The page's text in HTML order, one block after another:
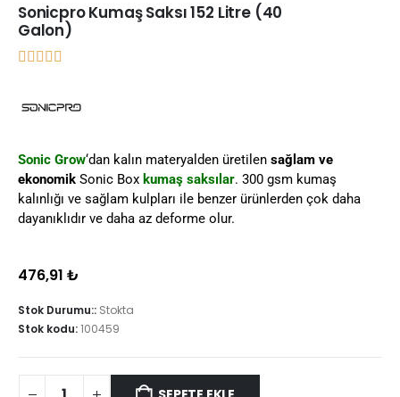
Sonicpro Kumaş Saksı 152 Litre (40
Galon)
Sonic Grow‘dan kalın materyalden üretilen sağlam ve
ekonomik Sonic Box kumaş saksılar. 300 gsm kumaş
kalınlığı ve sağlam kulpları ile benzer ürünlerden çok daha
dayanıklıdır ve daha az deforme olur.
476,91 ₺
Stok Durumu:: Stokta
Stok kodu:100459